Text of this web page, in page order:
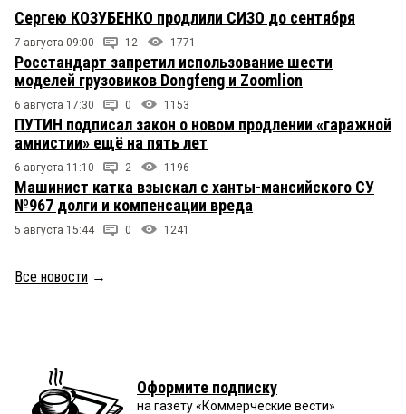
Сергею КОЗУБЕНКО продлили СИЗО до сентября
7 августа 09:00 12 1771
Росстандарт запретил использование шести
моделей грузовиков Dongfeng и Zoomlion
6 августа 17:30 0 1153
ПУТИН подписал закон о новом продлении «гаражной
амнистии» ещё на пять лет
6 августа 11:10 2 1196
Машинист катка взыскал с ханты-мансийского СУ
№967 долги и компенсации вреда
5 августа 15:44 0 1241
Все новости →
Оформите подписку
на газету «Коммерческие вести»